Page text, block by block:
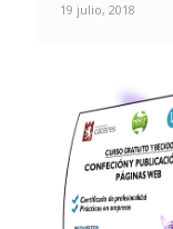
19 julio, 2018